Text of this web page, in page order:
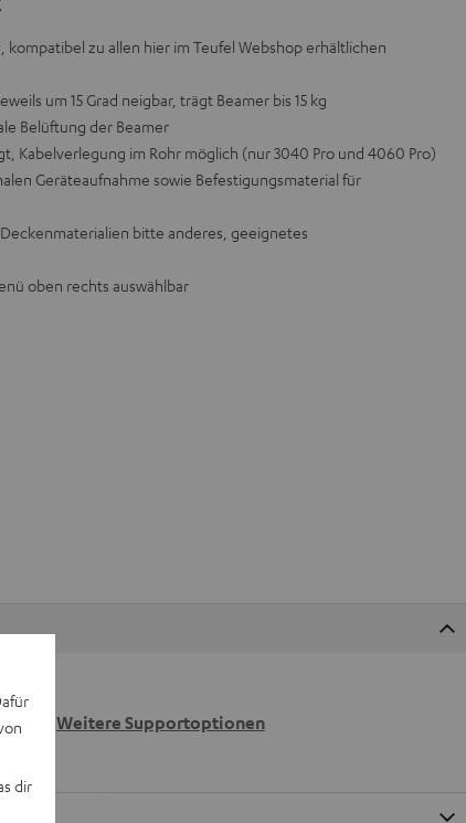
zu allen hier im Teufel Webshop erhältlichen
um 15 Grad neigbar, trägt Beamer bis 15 kg
Belüftung der Beamer
Kabelverlegung im Rohr möglich (nur 3040 Pro und 4060 Pro)
Geräteaufnahme sowie Befestigungsmaterial für
bitte anderes, geeignetes
oben rechts auswählbar
Weitere Supportoptionen
dir